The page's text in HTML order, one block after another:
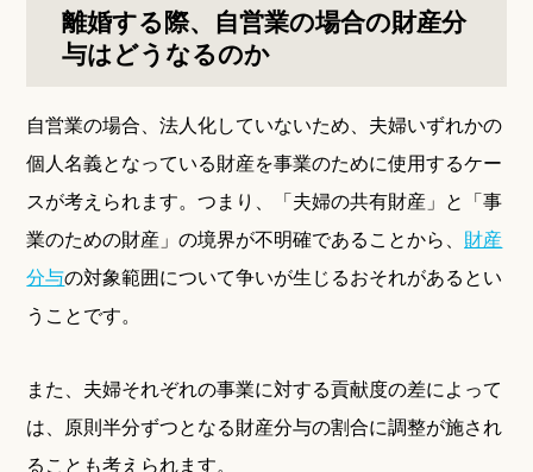
離婚する際、自営業の場合の財産分
与はどうなるのか
自営業の場合、法人化していないため、夫婦いずれかの
個人名義となっている財産を事業のために使用するケー
スが考えられます。つまり、「夫婦の共有財産」と「事
業のための財産」の境界が不明確であることから、 財産
分与の対象範囲について争いが生じるおそれがあるとい
うことです。
また、夫婦それぞれの事業に対する貢献度の差によって
は、原則半分ずつとなる財産分与の割合に調整が施され
ることも考えられます。